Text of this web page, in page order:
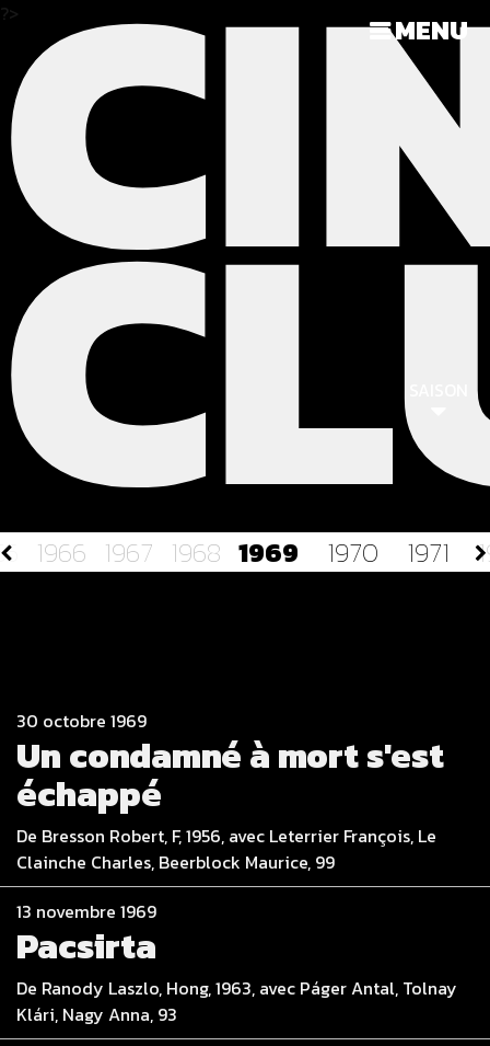
MENU
1966 1967 1968 1969 1970 1971
?>
30 octobre 1969
Un condamné à mort s'est
échappé
De Bresson Robert, F, 1956, avec Leterrier François, Le
Clainche Charles, Beerblock Maurice, 99
13 novembre 1969
Pacsirta
De Ranody Laszlo, Hong, 1963, avec Páger Antal, Tolnay
Klári, Nagy Anna, 93